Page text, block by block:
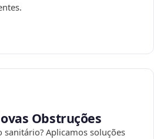
Obstruções
Aplicamos soluções